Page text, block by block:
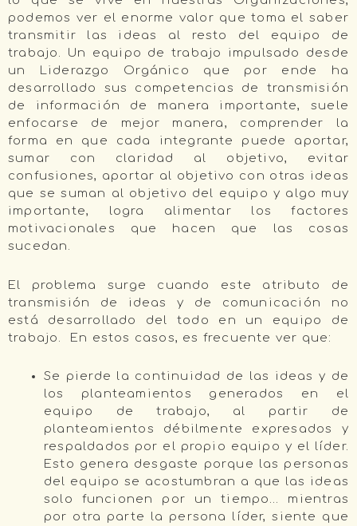
podemos ver el enorme valor que toma el saber
transmitir las ideas al resto del equipo de
trabajo. Un equipo de trabajo impulsado desde
un Liderazgo Orgánico que por ende ha
desarrollado sus competencias de transmisión
de información de manera importante, suele
enfocarse de mejor manera, comprender la
forma en que cada integrante puede aportar,
sumar con claridad al objetivo, evitar
confusiones, aportar al objetivo con otras ideas
que se suman al objetivo del equipo y algo muy
importante, logra alimentar los factores
motivacionales que hacen que las cosas
sucedan.
El problema surge cuando este atributo de
transmisión de ideas y de comunicación no
está desarrollado del todo en un equipo de
trabajo. En estos casos, es frecuente ver que:
Se pierde la continuidad de las ideas y de
los planteamientos generados en el
equipo de trabajo, al partir de
planteamientos débilmente expresados y
respaldados por el propio equipo y el líder.
Esto genera desgaste porque las personas
del equipo se acostumbran a que las ideas
solo funcionen por un tiempo… mientras
por otra parte la persona líder, siente que